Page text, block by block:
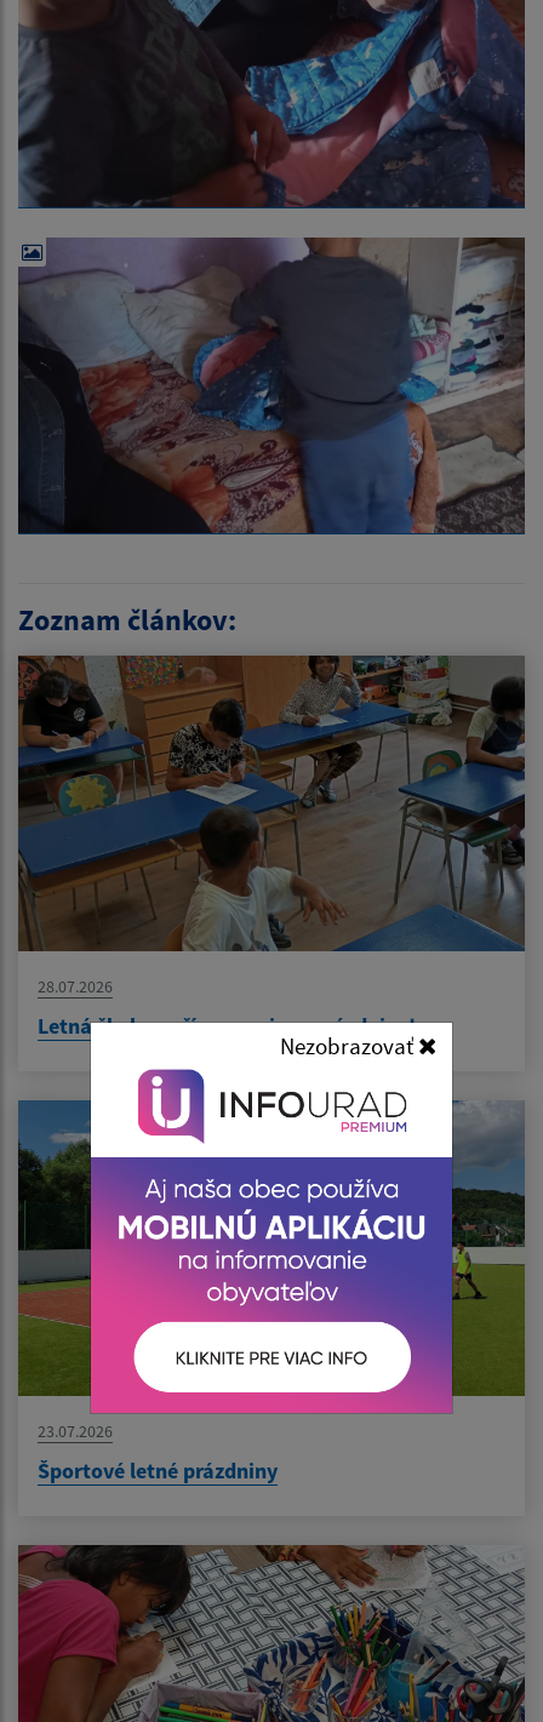
Nezobrazovať
Zoznam článkov:
28.07.2026
Letná škola – učíme sa aj cez prázdniny!
23.07.2026
Športové letné prázdniny